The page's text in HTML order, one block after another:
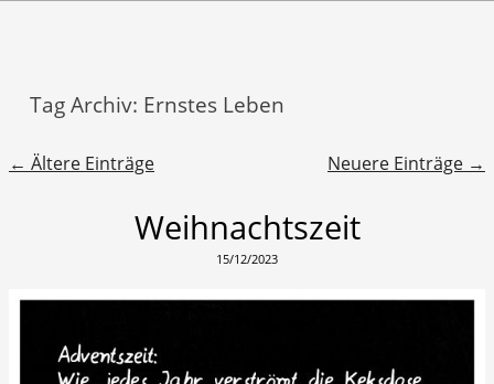
Tag Archiv: Ernstes Leben
Beitragsnavigation
← Ältere Einträge Neuere Einträge →
Weihnachtszeit
15/12/2023